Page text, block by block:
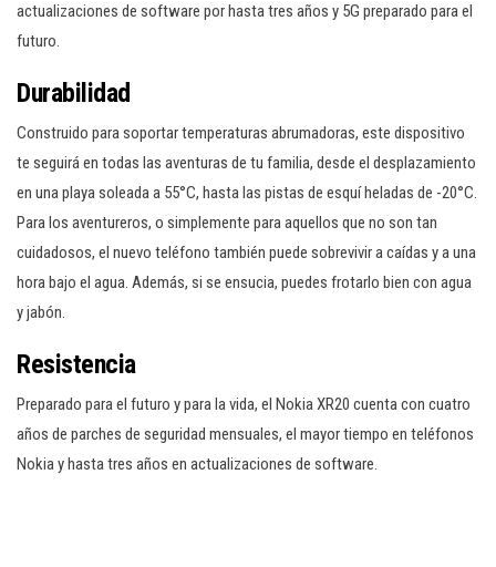
actualizaciones de software por hasta tres años y 5G preparado para el
futuro.
Durabilidad
Construido para soportar temperaturas abrumadoras, este dispositivo
te seguirá en todas las aventuras de tu familia, desde el desplazamiento
en una playa soleada a 55°C, hasta las pistas de esquí heladas de -20°C.
Para los aventureros, o simplemente para aquellos que no son tan
cuidadosos, el nuevo teléfono también puede sobrevivir a caídas y a una
hora bajo el agua. Además, si se ensucia, puedes frotarlo bien con agua
y jabón.
Resistencia
Preparado para el futuro y para la vida, el Nokia XR20 cuenta con cuatro
años de parches de seguridad mensuales, el mayor tiempo en teléfonos
Nokia y hasta tres años en actualizaciones de software.